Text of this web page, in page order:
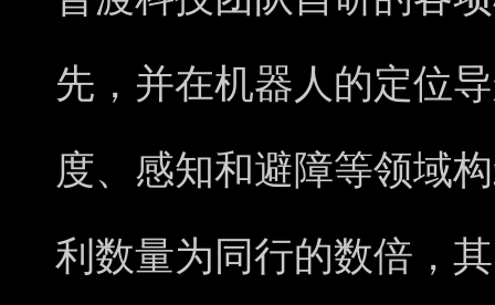
先，并在机器人的定位
度、感知和避障等领域
利数量为同行的数倍，